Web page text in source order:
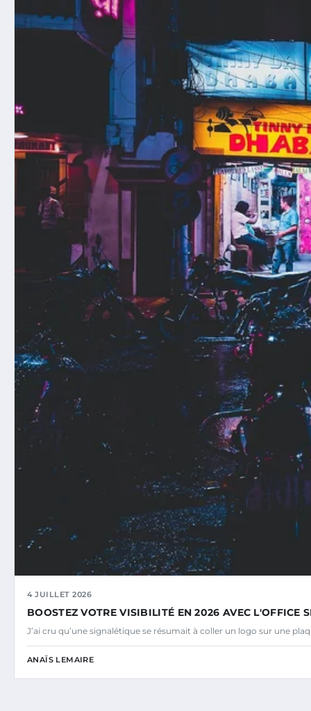
4 JUILLET 2026
BOOSTEZ VOTRE VISIBILITÉ EN 2026 AVEC L'OFFICE
J’ai cru qu’une signalétique se résumait à coller un logo sur une
ANAÏS LEMAIRE